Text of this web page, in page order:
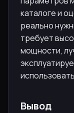
каталоге и
реально
требует
мощности,
Вывод